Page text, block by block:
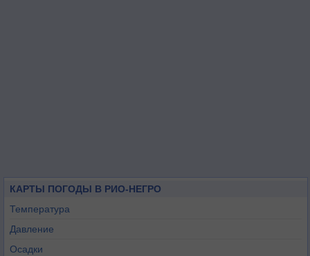
КАРТЫ ПОГОДЫ В РИО-НЕГРО
Температура
Давление
Осадки